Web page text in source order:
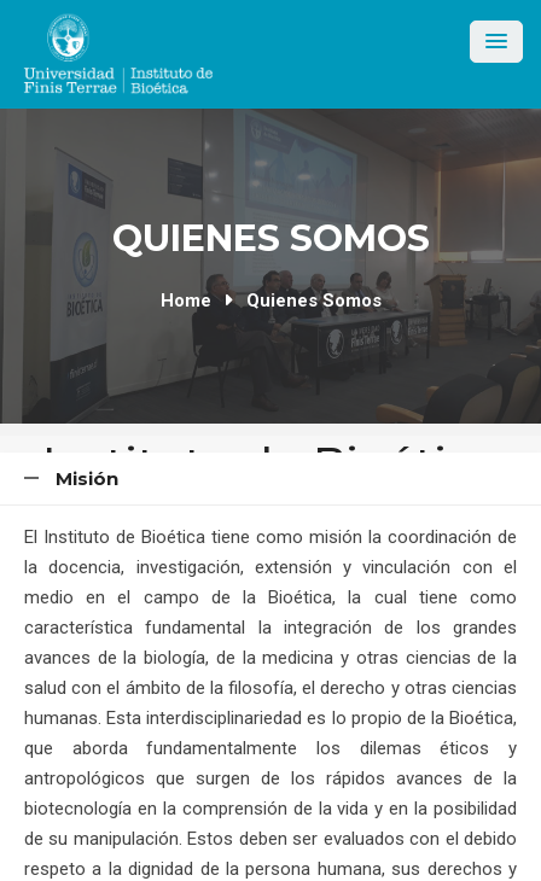
content
QUIENES SOMOS
Home Quienes Somos
Instituto de Bioética
Misión
El Instituto de Bioética tiene como misión la coordinación de
la docencia, investigación, extensión y vinculación con el
medio en el campo de la Bioética, la cual tiene como
característica fundamental la integración de los grandes
avances de la biología, de la medicina y otras ciencias de la
salud con el ámbito de la filosofía, el derecho y otras ciencias
humanas. Esta interdisciplinariedad es lo propio de la Bioética,
que aborda fundamentalmente los dilemas éticos y
antropológicos que surgen de los rápidos avances de la
biotecnología en la comprensión de la vida y en la posibilidad
de su manipulación. Estos deben ser evaluados con el debido
respeto a la dignidad de la persona humana, sus derechos y